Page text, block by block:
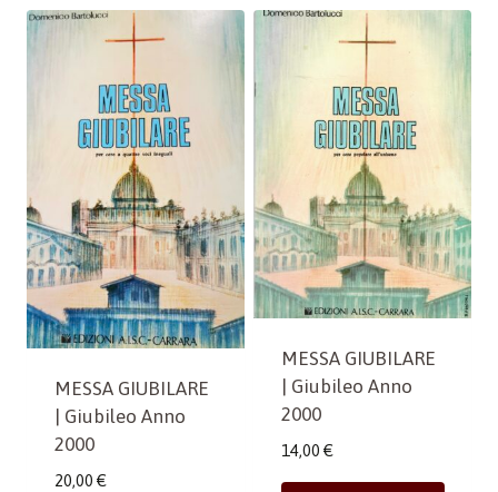
MESSA GIUBILARE
| Giubileo Anno
2000
20,00 €
MESSA GIUBILARE
| Giubileo Anno
2000
14,00 €